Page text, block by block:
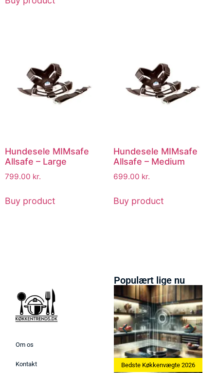
Hundesele MIMsafe
Allsafe – Large
799.00 kr.
Buy product
Hundesele MIMsafe
Allsafe – Medium
699.00 kr.
Buy product
Om os
Kontakt
Populært lige nu
Bedste Ismaskine 2026 Bedste Køkkenvægte 2026 Bedste